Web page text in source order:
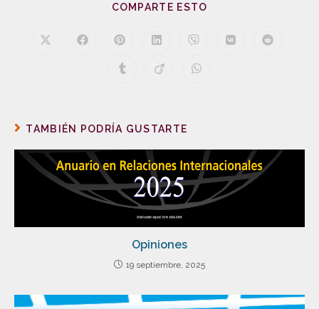
COMPARTE ESTO
TAMBIÉN PODRÍA GUSTARTE
Opiniones
19 septiembre, 2025